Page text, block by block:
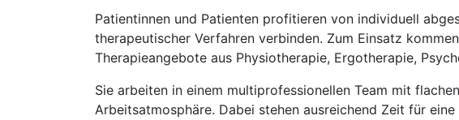
Patientinnen und Patienten profitieren von individuell
therapeutischer Verfahren verbinden. Zum Einsatz
Therapieangebote aus Physiotherapie, Ergotherapie,
Sie arbeiten in einem multiprofessionellen Team mit
Arbeitsatmosphäre. Dabei stehen ausreichend Zeit für